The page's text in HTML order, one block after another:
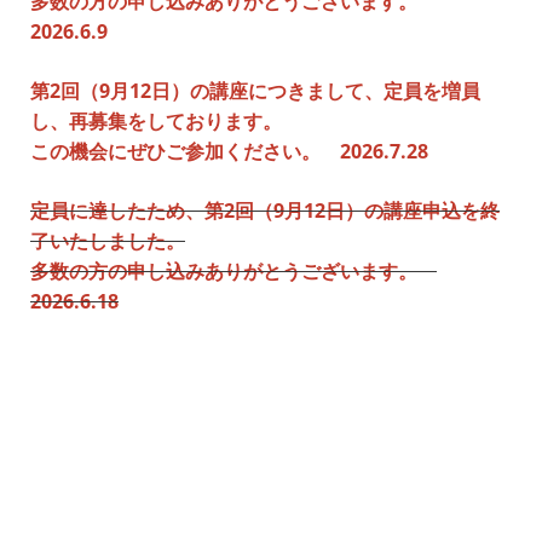
2026.6.9
第2回（9月12日）の講座につきまして、定員を増員
し、再募集をしております。
この機会にぜひご参加ください。 2026.7.28
定員に達したため、第2回（9月12日）の講座申込を終
了いたしました。
多数の方の申し込みありがとうございます。
2026.6.18